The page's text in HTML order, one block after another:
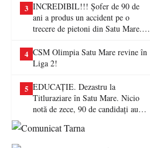
3 INCREDIBIL!!! Șofer de 90 de
ani a produs un accident pe o
trecere de pietoni din Satu Mare. O
4 CSM Olimpia Satu Mare revine în
Liga 2!
5 EDUCAȚIE. Dezastru la
Titluraziare în Satu Mare. Nicio
notă de zece, 90 de candidați au